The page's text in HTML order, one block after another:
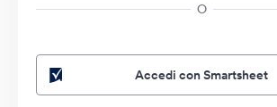
O
Accedi con Smartsheet